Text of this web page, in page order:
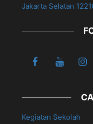
Jakarta Selatan
Kegiatan Sekolah